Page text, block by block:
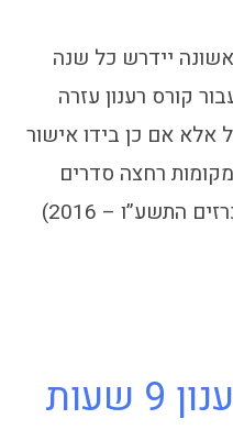
יידרש כל שנה
קורס רענון עזרה
אם כן בידו אישור
רחצה סדרים
התשע”ו – 2016)
ענון 9 שעות